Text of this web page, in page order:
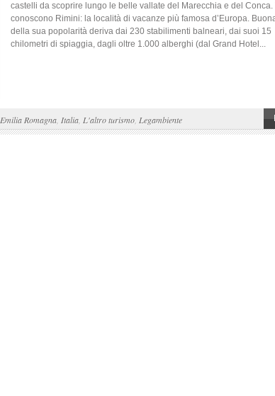
castelli da scoprire lungo le belle vallate del Marecchia e del Conca.
conoscono Rimini: la località di vacanze più famosa d’Europa.
della sua popolarità deriva dai 230 stabilimenti balneari, dai suoi 15
chilometri di spiaggia, dagli oltre 1.000 alberghi (dal Grand Hotel...
Emilia Romagna Italia L'altro turismo Legambiente